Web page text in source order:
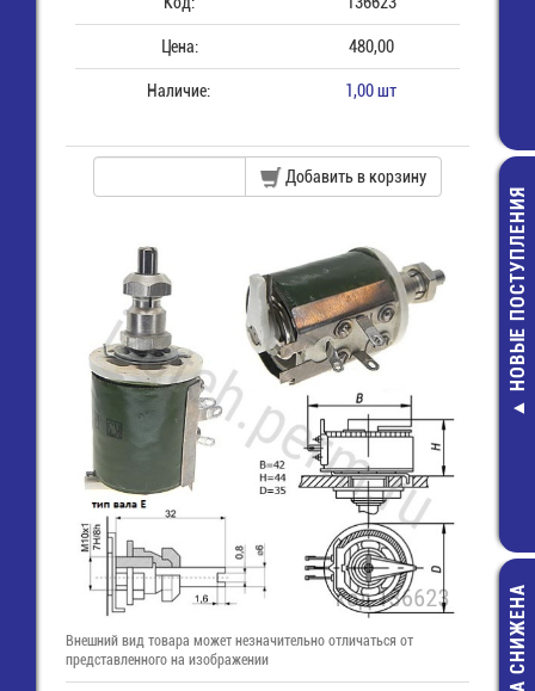
FR307НОВЫЕ ПОСТУПЛЕНИЯ
ЦЕНА СНИЖЕНА
Цена: 480,00
Наличие: 1,00 шт
Добавить в корзину
Внешний вид товара может незначительно отличаться от
представленного на изображении